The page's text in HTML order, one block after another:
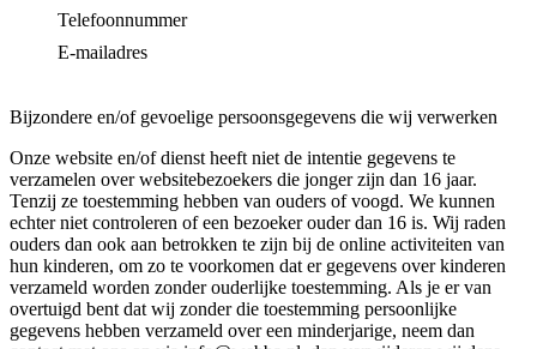
Telefoonnummer
E-mailadres
Bijzondere en/of gevoelige persoonsgegevens die wij verwerken
Onze website en/of dienst heeft niet de intentie gegevens te
verzamelen over websitebezoekers die jonger zijn dan 16 jaar.
Tenzij ze toestemming hebben van ouders of voogd. We kunnen
echter niet controleren of een bezoeker ouder dan 16 is. Wij raden
ouders dan ook aan betrokken te zijn bij de online activiteiten van
hun kinderen, om zo te voorkomen dat er gegevens over kinderen
verzameld worden zonder ouderlijke toestemming. Als je er van
overtuigd bent dat wij zonder die toestemming persoonlijke
gegevens hebben verzameld over een minderjarige, neem dan